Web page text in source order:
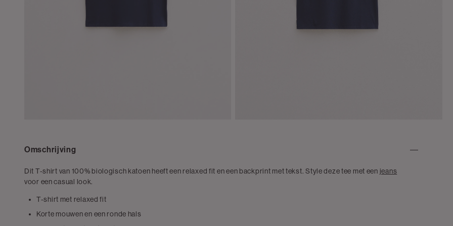
Omschrijving
Dit T-shirt van 100% biologisch katoen heeft een relaxed fit en een backprint met tekst. Style deze tee met een jeans
voor een casual look.
T-shirt met relaxed fit
Korte mouwen en een ronde hals